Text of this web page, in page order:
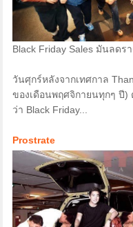
Black Friday Sales มันลดร
วันศุกร์หลังจากเทศกาล
ของเดือนพฤศจิกายนทุกๆ ปี)
ว่า Black Friday...
Prostrate